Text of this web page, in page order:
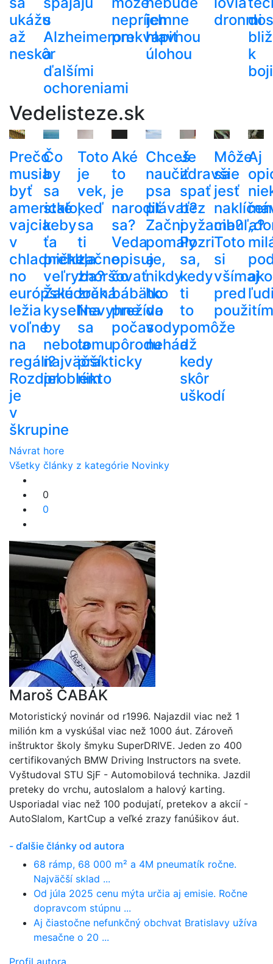
ukážu
až
neskôr
s
Alzheimerom
a
ďalšími
ochoreniami
nepríjemne
prekvapiť
ich
hlavnou
úlohou
dronmi
k
Vedelisteze.sk
Prečo
musia
byť
americké
vajcia
v
chladničke,
no
európske
ležia
voľne
na
regáli?
Rozdiel
je
v
škrupine
Čo
by
sa
stalo,
keby
ťa
prehltla
veľryba?
Žalúdočná
kyselina
by
nebola
najväčší
problém
Toto
je
vek,
keď
sa
ti
začne
zhoršovať
zrak.
Nevyhne
sa
tomu
prakticky
nikto
Aké
to
je
narodiť
sa?
Veda
opisuje,
čo
bábätko
prežíva
počas
pôrodu
Chceš
naučiť
psa
plávať?
Začni
pomaly
a
nikdy
ho
do
vody
nehádž
Je
zdravšie
spať
bez
pyžama?
Pozri
sa,
kedy
ti
to
pomôže
a
kedy
skôr
uškodí
Môže
sa
jesť
cibuľa?
Toto
si
všímaj
pred
použitím
Aj
ako
Návrat hore
Všetky články z kategórie Novinky
0
0
Maroš ČABÁK
Motoristický novinár od r1996. Najazdil viac než 1
milión km a vyskúšal viac než 1000 áut. Zároveň
inštruktor školy šmyku SuperDRIVE. Jeden zo 400
certifikovaných BMW Driving Instructors na svete.
Vyštudoval STU SjF - Automobilová technika. Jazdil
preteky do vrchu, autoslalom a halový karting.
Usporiadal viac než 100 podujatí, pretekov a akcií -
AutoSlalom, KartCup a veľké zrazy fanúšikov áut.
- ďalšie články od autora
68 rámp, 68 000 m² a 4M pneumatík ročne.
Najväčší sklad ...
Od júla 2025 cenu mýta určia aj emisie. Ročne
dopravcom stúpnu ...
Aj čiastočne nefunkčný obchvat Bratislavy užíva
mesačne o 20 ...